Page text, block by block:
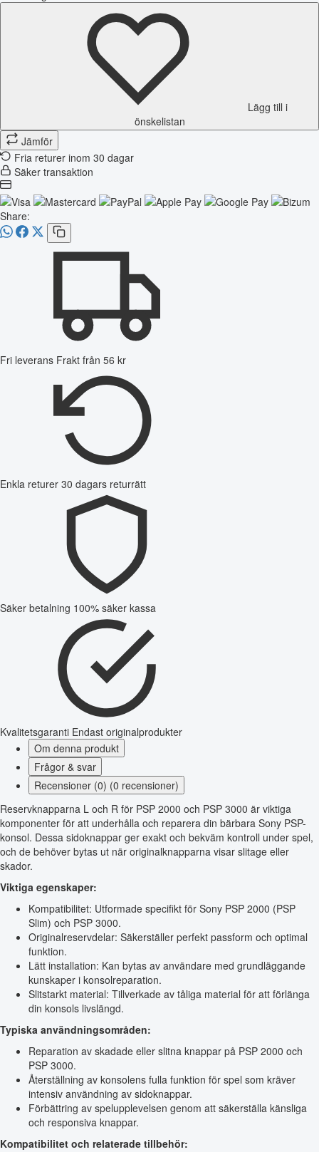
Lägg till i
önskelistan
Jämför
Fria returer inom 30 dagar
Säker transaktion
Share:
Fri leverans Frakt från 56 kr
Enkla returer 30 dagars returrätt
Säker betalning 100% säker kassa
Kvalitetsgaranti Endast originalprodukter
Om denna produkt
Frågor & svar
Recensioner (0) (0 recensioner)
Reservknapparna L och R för PSP 2000 och PSP 3000 är viktiga
komponenter för att underhålla och reparera din bärbara Sony PSP-
konsol. Dessa sidoknappar ger exakt och bekväm kontroll under spel,
och de behöver bytas ut när originalknapparna visar slitage eller
skador.
Viktiga egenskaper:
Kompatibilitet: Utformade specifikt för Sony PSP 2000 (PSP
Slim) och PSP 3000.
Originalreservdelar: Säkerställer perfekt passform och optimal
funktion.
Lätt installation: Kan bytas av användare med grundläggande
kunskaper i konsolreparation.
Slitstarkt material: Tillverkade av tåliga material för att förlänga
din konsols livslängd.
Typiska användningsområden:
Reparation av skadade eller slitna knappar på PSP 2000 och
PSP 3000.
Återställning av konsolens fulla funktion för spel som kräver
intensiv användning av sidoknappar.
Förbättring av spelupplevelsen genom att säkerställa känsliga
och responsiva knappar.
Kompatibilitet och relaterade tillbehör: